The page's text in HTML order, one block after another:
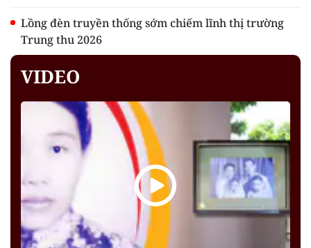
Lồng đèn truyền thống sớm chiếm lĩnh thị trường
Trung thu 2026
VIDEO